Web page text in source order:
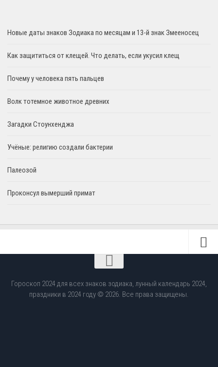
Новые даты знаков Зодиака по месяцам и 13-й знак Змееносец
Как защититься от клещей. Что делать, если укусил клещ
Почему у человека пять пальцев
Волк тотемное животное древних
Загадки Стоунхенджа
Учёные: религию создали бактерии
Палеозой
Проконсул вымерший примат
Гороскоп 2024 для всех знаков зодиака, лунный календарь 2024,
праздники в 2024 году © 2026. Все права защищены.